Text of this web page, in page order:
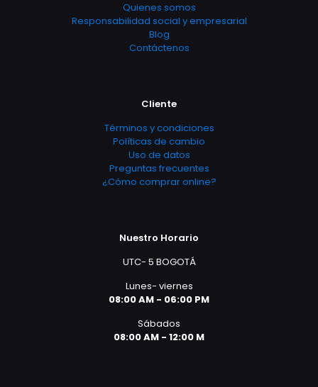
Quienes somos
Responsabilidad social y empresarial
Blog
Contáctenos
Cliente
Términos y condiciones
Políticas de cambio
Uso de datos
Preguntas frecuentes
¿Cómo comprar online?
Nuestro Horario
UTC- 5 BOGOTÁ
Lunes- viernes
08:00 AM - 06:00 PM
Sábados
08:00 AM - 12:00 M